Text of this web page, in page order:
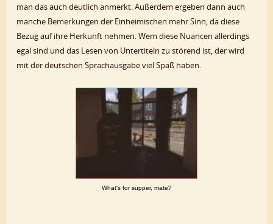
man das auch deutlich anmerkt. Außerdem ergeben dann auch
manche Bemerkungen der Einheimischen mehr Sinn, da diese
Bezug auf ihre Herkunft nehmen. Wem diese Nuancen allerdings
egal sind und das Lesen von Untertiteln zu störend ist, der wird
mit der deutschen Sprachausgabe viel Spaß haben.
What's for supper, mate?